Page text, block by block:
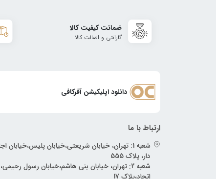
ضمانت کیفیت کالا
گارانتی و اصالت کالا
دانلود اپلیکیشن آفرکافی
ارتباط با ما
شعبه 1: تهران، خیابان شریعتی،خیابان پلیس،خیابان
دار، پلاک 555
شعبه 2: تهران، خیابان بنی هاشم،خیابان رسول
اتحاد،پلاک 17